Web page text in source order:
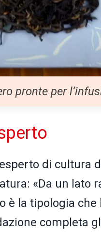
pronte per
di cultura
«Da un lato
è la tipologia
completa